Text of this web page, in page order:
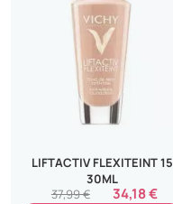
LIFTACTIV FLEXITEINT 15
30ML
34,18 €
37,99 €